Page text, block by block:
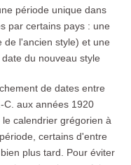
période unique dans
par certains pays : une
de l'ancien style) et une
du nouveau style
de dates entre
C. aux années 1920
calendrier grégorien à
certains d'entre
plus tard. Pour éviter